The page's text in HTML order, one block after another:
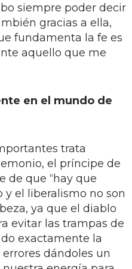
siempre poder decir
gracias a ella,
fundamenta la fe es
aquello que me
en el mundo de
trata
el príncipe de
de que “hay que
el liberalismo no son
ya que el diablo
evitar las trampas de
exactamente la
dándoles un